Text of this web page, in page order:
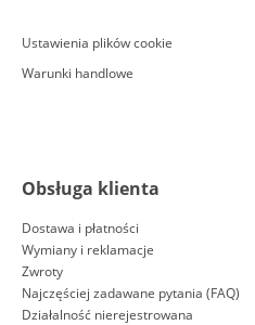
Ustawienia plików cookie
Warunki handlowe
Obsługa klienta
Dostawa i płatności
Wymiany i reklamacje
Zwroty
Najczęściej zadawane pytania (FAQ)
Działalność nierejestrowana